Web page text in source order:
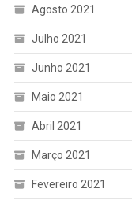
Agosto 2021
Julho 2021
Junho 2021
Maio 2021
Abril 2021
Março 2021
Fevereiro 2021